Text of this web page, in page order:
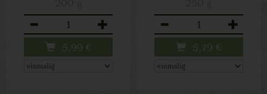
Anzahl
5,99 €
Anzahl
5,79 €